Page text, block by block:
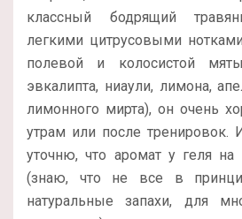
классный бодрящий
легкими цитрусовыми
полевой и колосистой
эвкалипта, ниаули, лимона,
лимонного мирта), он очень
утрам или после тренировок.
уточню, что аромат у геля на
(знаю, что не все в
натуральные запахи, для